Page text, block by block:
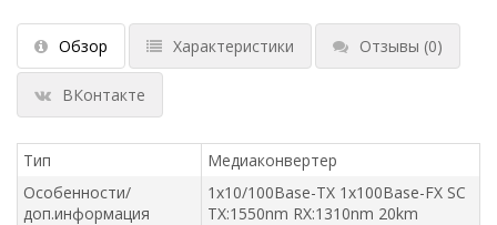
Обзор Характеристики Отзывы (0)
ВКонтакте
Тип
Медиаконвертер
Особенности/
доп.информация
1x10/100Base-TX 1x100Base-FX SC
ТХ:1550nm RX:1310nm 20km